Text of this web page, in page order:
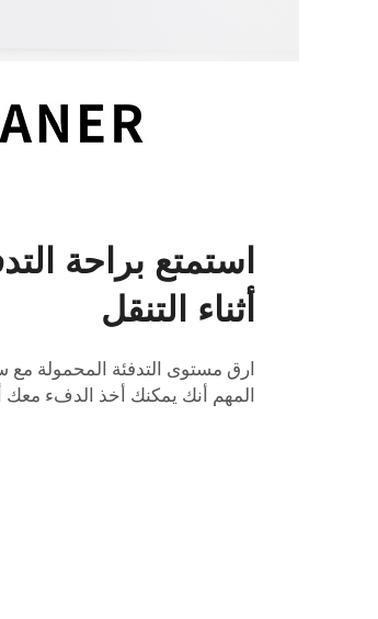
استمتع براحة
أثناء التنقل
ارق مستوى التدفئة المحمولة مع
المهم أنك يمكنك أخذ الدفء معك